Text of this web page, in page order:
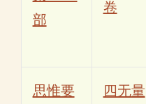
部
卷
思惟要
四无量